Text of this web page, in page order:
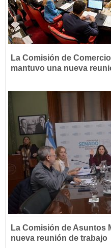
La Comisión de
mantuvo una nueva
La Comisión de Asuntos
nueva reunión de trabajo